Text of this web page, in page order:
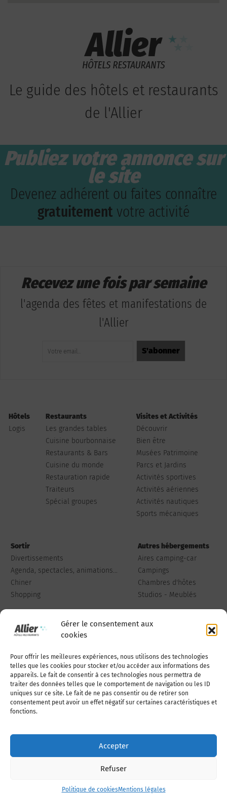
Gérer le consentement aux
cookies
Pour offrir les meilleures expériences, nous utilisons des technologies
telles que les cookies pour stocker et/ou accéder aux informations des
appareils. Le fait de consentir à ces technologies nous permettra de
traiter des données telles que le comportement de navigation ou les ID
uniques sur ce site. Le fait de ne pas consentir ou de retirer son
consentement peut avoir un effet négatif sur certaines caractéristiques et
fonctions.
Accepter
Refuser
Politique de cookiesMentions légales
Le guide des hôtels et restaurants
de l'Allier
Publiez votre annonce sur
le site
Devenez adhérent ou faites connaître
gratuitement votre activité
Recevez une fois par semaine
l'agenda des fêtes et manifestations de
l'Allier
Hôtels
Logis
Restaurants
Les grandes tables
Cuisine bourbonnaise
Restaurants & Bars
Cuisine du monde
Restauration rapide
Traiteurs
Spécial groupes
Visites et Activités
Découvrir
Bien être
Musées Patrimoine
Parcs et Jardins
Activités sportives
Activités aériennes
Activités nautiques
Sports mécaniques
Sortir
Divertissements
Agenda, spectacles, animations...
Chiner
Shopping
Autres hébergements
Aires camping-car
Campings
Chambres d'hôtes
Studios - Meublés
Qui sommes-nous Publiez votre annonce
Adhérer à l’association Nous contacter
Politique de cookies (UE)